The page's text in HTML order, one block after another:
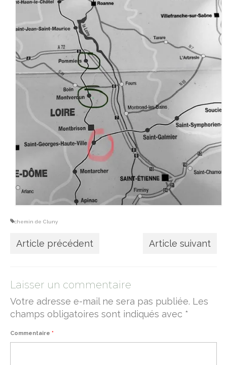
chemin de Cluny
Article précédent Article suivant
Laisser un commentaire
Votre adresse e-mail ne sera pas publiée. Les
champs obligatoires sont indiqués avec *
Commentaire *